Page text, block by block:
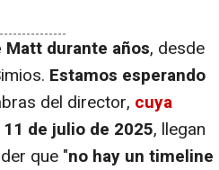
durante años, desde
Estamos esperando
del director, cuya
11 de julio de 2025, llegan
que "no hay un timeline